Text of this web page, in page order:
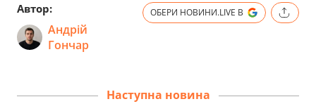
Автор:
Андрій
Гончар
ОБЕРИ НОВИНИ.LIVE В
Наступна новина